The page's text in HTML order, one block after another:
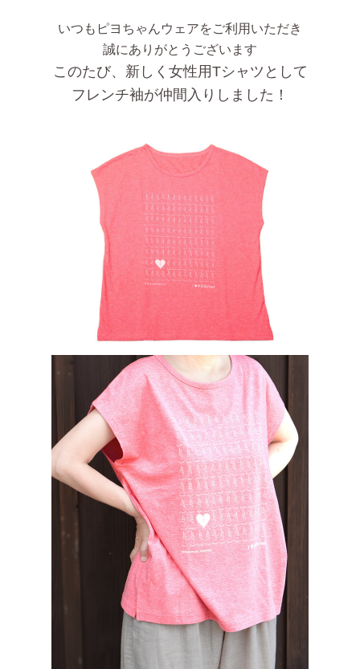
いつもピヨちゃんウェアをご利用いただき
誠にありがとうございます
このたび、新しく女性用Tシャツとして
フレンチ袖が仲間入りしました！